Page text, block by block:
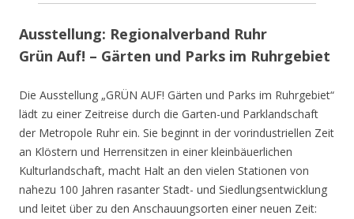
Ausstellung: Regionalverband Ruhr
Grün Auf! – Gärten und Parks im Ruhrgebiet
Die Ausstellung „GRÜN AUF! Gärten und Parks im Ruhrgebiet“
lädt zu einer Zeitreise durch die Garten-und Parklandschaft
der Metropole Ruhr ein. Sie beginnt in der vorindustriellen Zeit
an Klöstern und Herrensitzen in einer kleinbäuerlichen
Kulturlandschaft, macht Halt an den vielen Stationen von
nahezu 100 Jahren rasanter Stadt- und Siedlungsentwicklung
und leitet über zu den Anschauungsorten einer neuen Zeit: